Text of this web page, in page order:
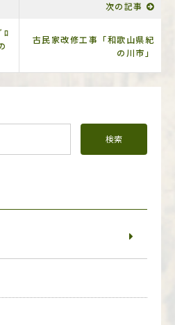
ﾛ
次の記事
古民家改修工事「和歌山県紀
の川市」